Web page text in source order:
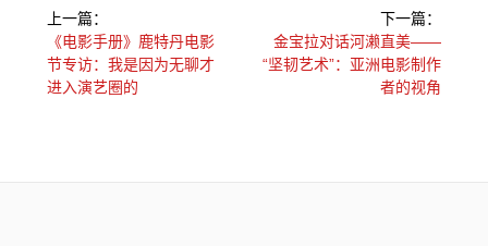
章
导
上一篇：
上
一
篇：
《电影手册》鹿特丹电影
节专访：我是因为无聊才
进入演艺圈的
下一篇：
下
一
金宝拉对话河濑直美——
“坚韧艺术”：亚洲电影制作
者的视角